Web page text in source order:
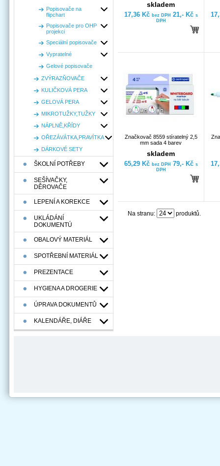
Popisovače na
flipchart
Popisovače pro OHP
projekci
Speciální popisovače
Vypratelné
Gelové popisovače
ZVÝRAZŇOVAČE
KULIČKOVÁ PERA
GELOVÁ PERA
MIKROTUŽKY,TUŽKY
NÁPLNĚ,KŘÍDY
OŘEZÁVÁTKA,PRAVÍTKA
DÁRKOVÉ SETY
ŠKOLNÍ POTŘEBY
SEŠÍVAČKY,
DĚROVAČE
LEPENÍ A KOREKCE
UKLÁDÁNÍ
DOKUMENTÚ
OBALOVÝ MATERIÁL
SPOTŘEBNÍ MATERIÁL
PREZENTACE
HYGIENA A DROGERIE
ÚPRAVA DOKUMENTŮ
KALENDÁŘE, DIÁŘE
skladem
17,36 Kč bez DPH 21,- Kč s
DPH
Značkovač 8559 stíratelný 2,5
mm sada 4 barev
skladem
65,29 Kč bez DPH 79,- Kč s
DPH
Na stranu: produktů.